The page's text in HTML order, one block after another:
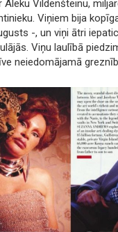
Vildenšteinu,
Viņiem bija
-, un viņi ātri
Viņu laulībā
neiedomājamā